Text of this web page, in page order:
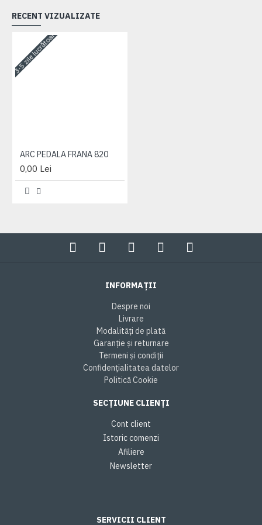
RECENT VIZUALIZATE
3-5 zile lucrătoare
ARC PEDALA FRANA 820
0,00 Lei
INFORMAȚII
Despre noi
Livrare
Modalități de plată
Garanție și returnare
Termeni și condiții
Confidențialitatea datelor
Politică Cookie
SECȚIUNE CLIENȚI
Cont client
Istoric comenzi
Afiliere
Newsletter
SERVICII CLIENT